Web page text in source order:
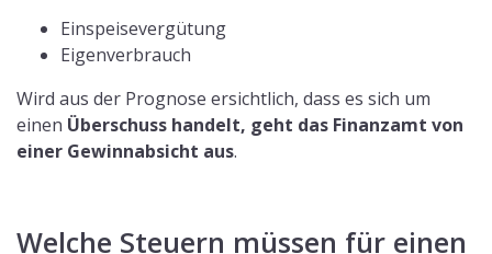
um einen neue Investition und wird somit
steuerrechtlich von der PV-Anlage getrennt. Er kann
jedoch trotzdem deinem Gewerbe hinzugefügt werden,
wenn er Ihrem Gewerbe dient.
Der Speicher dient dem Gewerbe nur,
wird.